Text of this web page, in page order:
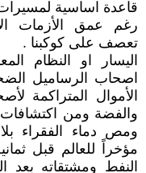
قاعدة اساسية
رغم عمق الأزمات
تعصف على كوكبنا .
اليسار او النظام
اصحاب الرساميل
الأموال المتراكمة
والفضة ومن اكتشافات
ومص دماء الفقراء
مؤخراً للعالم قبل
النفط ومشتقاته بعد